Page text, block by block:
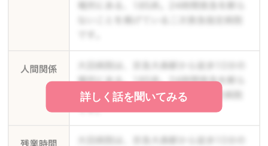
詳しく話を聞いてみる